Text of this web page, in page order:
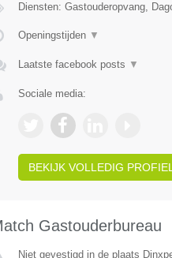
Diensten: Gastouderopvang,
Openingstijden ▼
Laatste facebook posts ▼
Sociale media:
BEKIJK VOLLEDIG PROFIEL
Gastouderbureau
Niet gevestigd in de plaats